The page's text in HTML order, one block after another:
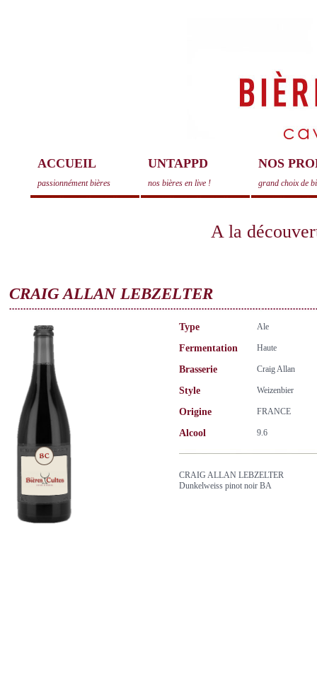
ACCUEIL
passionnément bières
UNTAPPD
nos bières en live !
NOS
grand choix de
A la
CRAIG ALLAN LEBZELTER
Type Ale
Fermentation Haute
Brasserie Craig Allan
Style Weizenbier
Origine FRANCE
Alcool 9.6
CRAIG ALLAN LEBZELTER
Dunkelweiss pinot noir BA